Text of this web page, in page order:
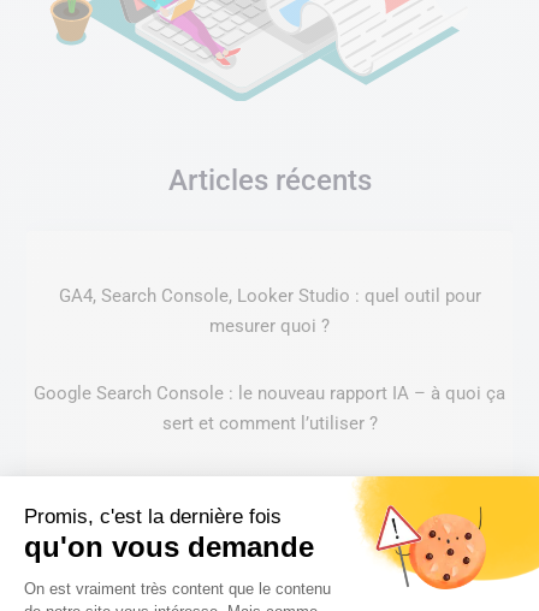
Promis, c'est la dernière fois
qu'on vous demande
Plateforme de Gestion du
On est vraiment très content que le contenu
Articles récents
GA4, Search Console, Looker Studio : quel outil pour
mesurer quoi ?
Google Search Console : le nouveau rapport IA – à quoi ça
sert et comment l’utiliser ?
Instagram vs Pinterest : quel réseau choisir selon ses
objectifs de communication ?
Refonte de site web : les signaux qui indiquent qu’il est